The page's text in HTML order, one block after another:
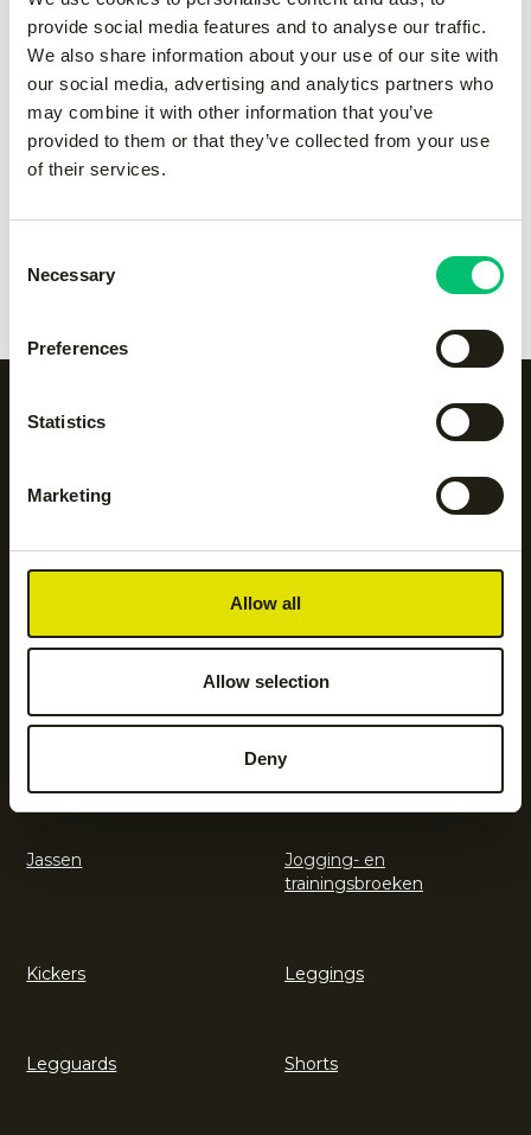
provide social media features and to analyse our traffic.
We also share information about your use of our site with
our social media, advertising and analytics partners who
may combine it with other information that you’ve
provided to them or that they’ve collected from your use
of their services.
Selection
Necessary
Preferences
Statistics
Marketing
Allow all
Allow selection
Deny
pant
-Grey
€55.00
pant
-navy
€55.00
Kadiri men pant -black
€65.00
Kadiri men pant-Grey
€65.00
white
Alle categorieën op een
rijtje
Hockeykleding
Hoodies en sweatshirts
Jassen
Jogging- en
trainingsbroeken
Kickers Leggings
Legguards Shorts